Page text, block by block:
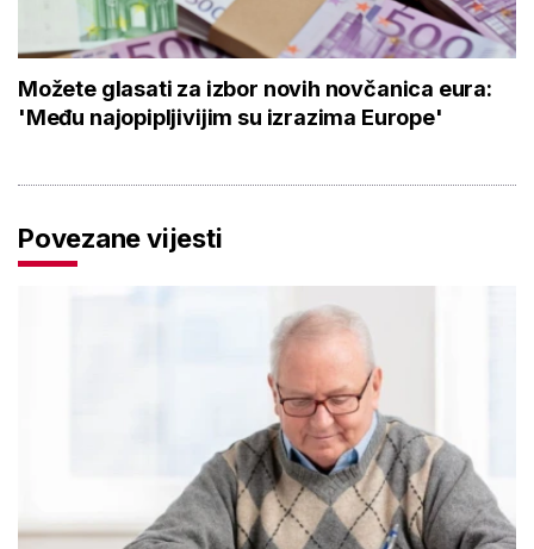
Možete glasati za izbor novih novčanica eura:
'Među najopipljivijim su izrazima Europe'
Povezane vijesti